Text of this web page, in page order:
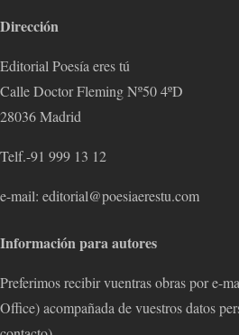
Dirección
Editorial Poesía eres tú
Calle Doctor Fleming Nº50 4ºD
28036 Madrid
Telf.-91 999 13 12
e-mail: editorial@poesiaerestu.com
Información para autores
Preferimos recibir vuentras obras por e-
Office) acompañada de vuestros datos